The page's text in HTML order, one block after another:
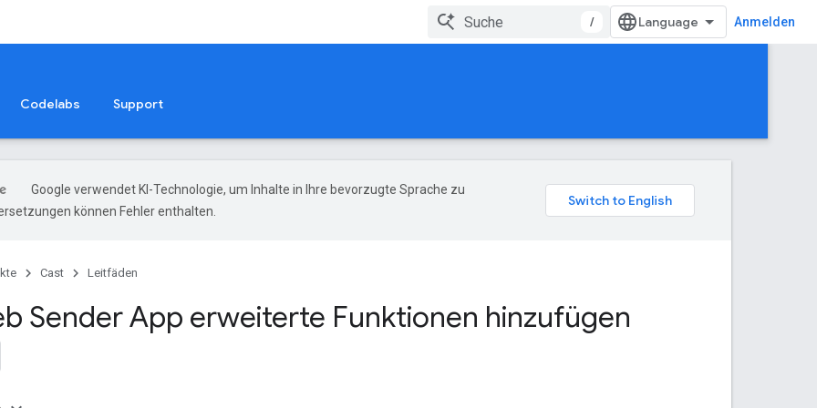
/ Anmelden
Codelabs Support
Google verwendet KI-Technologie, um Inhalte in Ihre bevorzugte Sprache zu
können Fehler enthalten.
Cast Leitfäden
Sender App erweiterte Funktionen hinzufügen